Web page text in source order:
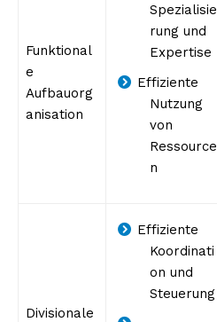
Funktional
e
Aufbauorg
anisation
Spezialisie
rung und
Expertise
Effiziente
Nutzung
von
Ressource
n
Divisionale
Effiziente
Koordinati
on und
Steuerung